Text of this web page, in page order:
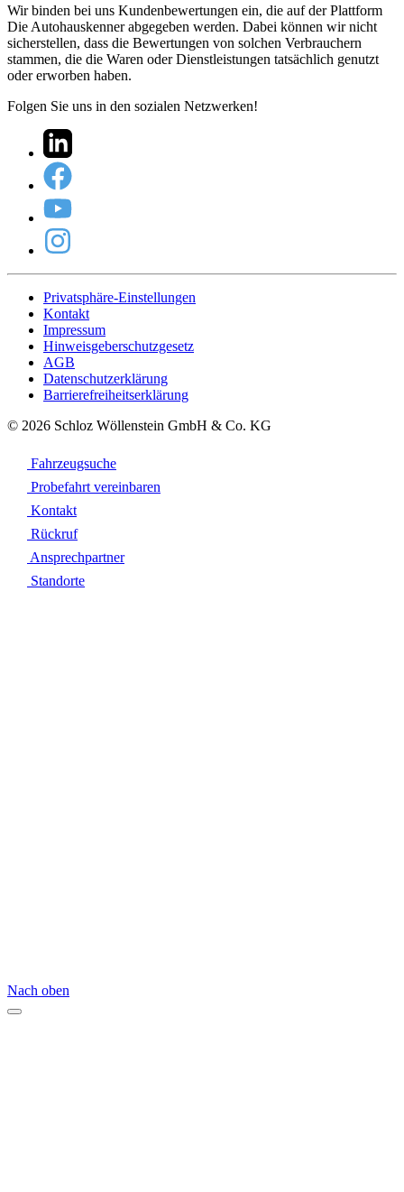
Wir binden bei uns Kundenbewertungen ein, die auf der Plattform
Die Autohauskenner abgegeben werden. Dabei können wir nicht
sicherstellen, dass die Bewertungen von solchen Verbrauchern
stammen, die die Waren oder Dienstleistungen tatsächlich genutzt
oder erworben haben.
Folgen Sie uns in den sozialen Netzwerken!
Privatsphäre-Einstellungen
Kontakt
Impressum
Hinweisgeberschutzgesetz
AGB
Datenschutzerklärung
Barrierefreiheitserklärung
© 2026 Schloz Wöllenstein GmbH & Co. KG
Fahrzeugsuche
Probefahrt vereinbaren
Kontakt
Rückruf
Ansprechpartner
Standorte
Nach oben